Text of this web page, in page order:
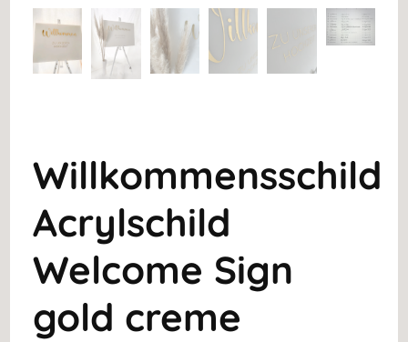
Willkommensschild
Acrylschild
Welcome Sign
gold creme